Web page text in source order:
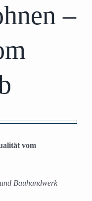
–
vom
Bauhandwerk